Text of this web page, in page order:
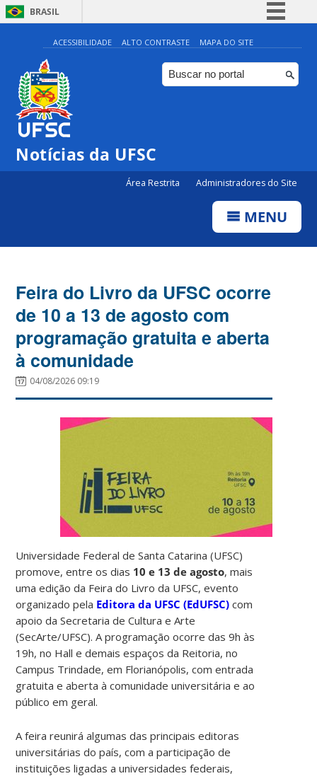
BRASIL
Simplifique!
Comunica BR
Participe
ACESSIBILIDADE ALTO CONTRASTE MAPA DO SITE
Notícias da UFSC
Área Restrita Administradores do Site
MENU
Feira do Livro da UFSC ocorre
de 10 a 13 de agosto com
programação gratuita e aberta
à comunidade
04/08/2026 09:19
Universidade Federal de Santa Catarina (UFSC)
promove, entre os dias 10 e 13 de agosto, mais
uma edição da Feira do Livro da UFSC, evento
organizado pela Editora da UFSC (EdUFSC) com
apoio da Secretaria de Cultura e Arte
(SecArte/UFSC). A programação ocorre das 9h às
19h, no Hall e demais espaços da Reitoria, no
Campus Trindade, em Florianópolis, com entrada
gratuita e aberta à comunidade universitária e ao
público em geral.
A feira reunirá algumas das principais editoras
universitárias do país, com a participação de
instituições ligadas a universidades federais,